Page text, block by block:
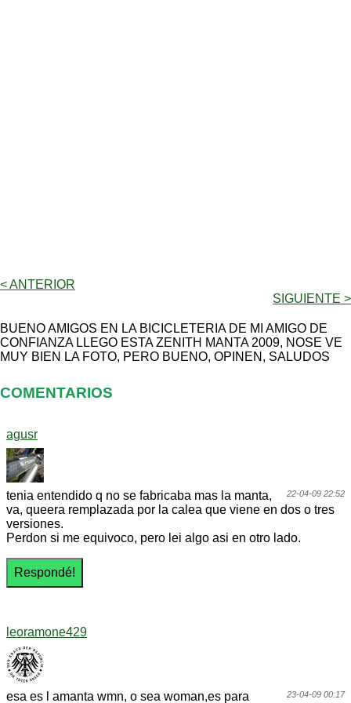
< ANTERIOR
SIGUIENTE >
BUENO AMIGOS EN LA BICICLETERIA DE MI AMIGO DE
CONFIANZA LLEGO ESTA ZENITH MANTA 2009, NOSE VE
MUY BIEN LA FOTO, PERO BUENO, OPINEN, SALUDOS
COMENTARIOS
agusr
22-04-09 22:52
tenia entendido q no se fabricaba mas la manta,
va, queera remplazada por la calea que viene en dos o tres
versiones.
Perdon si me equivoco, pero lei algo asi en otro lado.
leoramone429
23-04-09 00:17
esa es l amanta wmn, o sea woman,es para